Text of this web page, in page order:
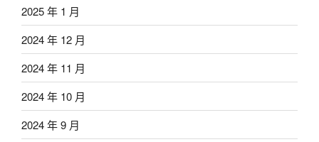
2025 年 1 月
2024 年 12 月
2024 年 11 月
2024 年 10 月
2024 年 9 月